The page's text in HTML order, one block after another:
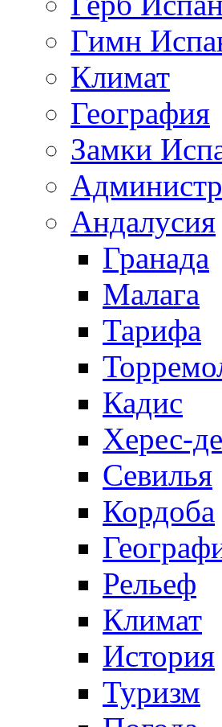
Гимн
Климат
География
Замки
Андалусия
Гранада
Малага
Тарифа
Кадис
Херес-
Севилья
Кордоба
Рельеф
Климат
История
Туризм